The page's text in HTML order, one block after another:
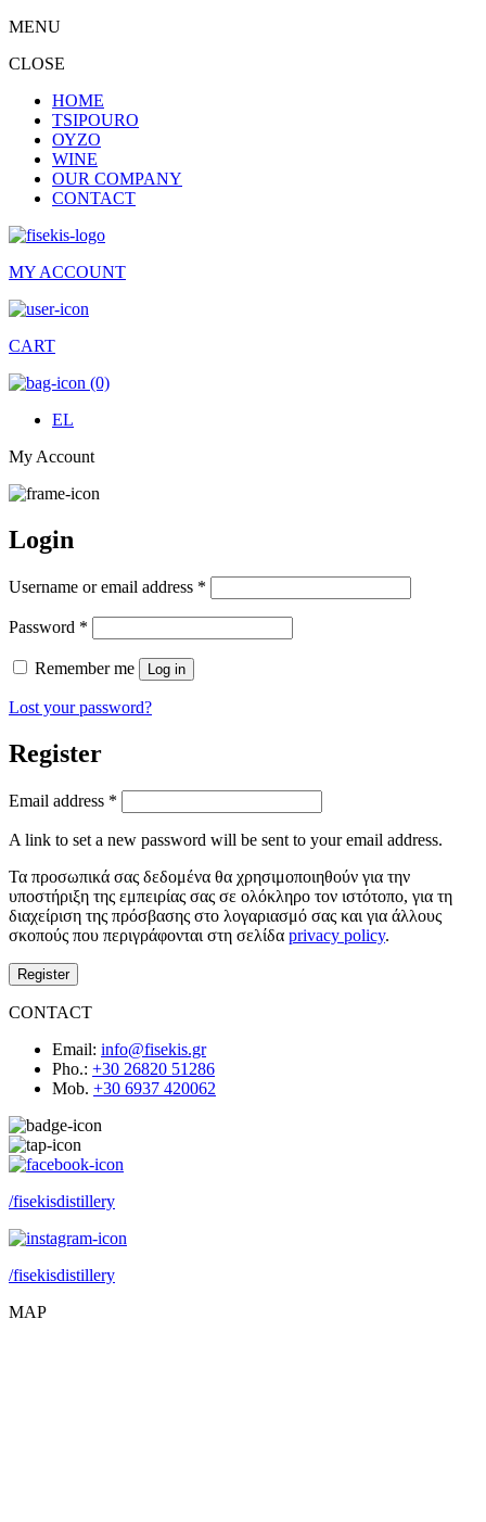
MENU
CLOSE
HOME
TSIPOURO
ΟΥΖΟ
WINE
OUR COMPANY
CONTACT
MY ACCOUNT
CART
(0)
EL
My Account
Login
Username or email address *
Password *
Remember me Log in
Lost your password?
Register
Email address *
A link to set a new password will be sent to your email address.
Τα προσωπικά σας δεδομένα θα χρησιμοποιηθούν για την
υποστήριξη της εμπειρίας σας σε ολόκληρο τον ιστότοπο, για τη
διαχείριση της πρόσβασης στο λογαριασμό σας και για άλλους
σκοπούς που περιγράφονται στη σελίδα privacy policy.
Register
CONTACT
Email: info@fisekis.gr
Pho.: +30 26820 51286
Mob. +30 6937 420062
/fisekisdistillery
/fisekisdistillery
MAP